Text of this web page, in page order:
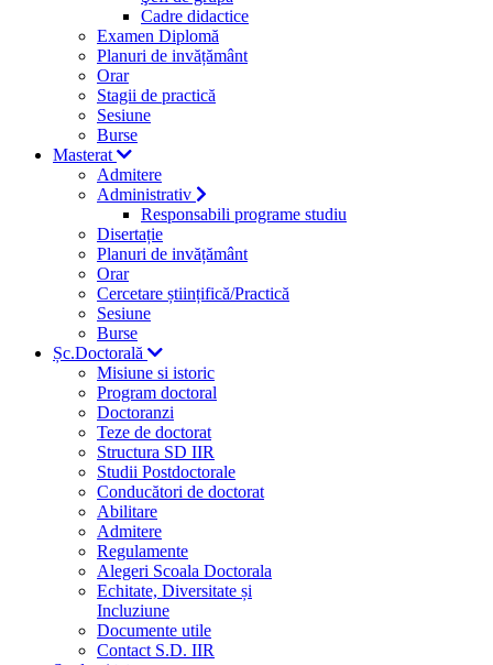
Cadre didactice
Examen Diplomă
Planuri de invățământ
Orar
Stagii de practică
Sesiune
Burse
Masterat
Admitere
Administrativ
Responsabili programe studiu
Disertație
Planuri de invățământ
Orar
Cercetare științifică/Practică
Sesiune
Burse
Șc.Doctorală
Misiune si istoric
Program doctoral
Doctoranzi
Teze de doctorat
Structura SD IIR
Studii Postdoctorale
Conducători de doctorat
Abilitare
Admitere
Regulamente
Alegeri Scoala Doctorala
Echitate, Diversitate și
Incluziune
Documente utile
Contact S.D. IIR